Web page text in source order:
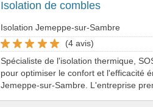
Isolation de combles
Isolation Jemeppe-sur-Sambre
(4 avis)
Spécialiste de l'isolation thermique,
pour optimiser le confort et l'efficacité
Jemeppe-sur-Sambre. L'entreprise